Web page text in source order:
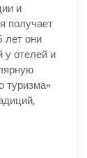
и
получает
лет они
у отелей и
туризма»